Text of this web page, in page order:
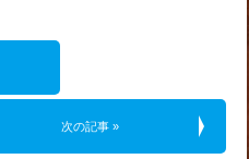
次の記事 »